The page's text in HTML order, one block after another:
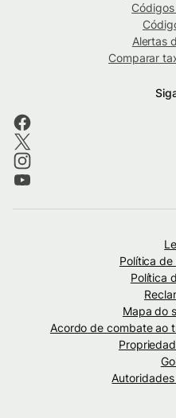
Alertas
Comparar
Política
Política
Mapa do
Acordo de combate ao